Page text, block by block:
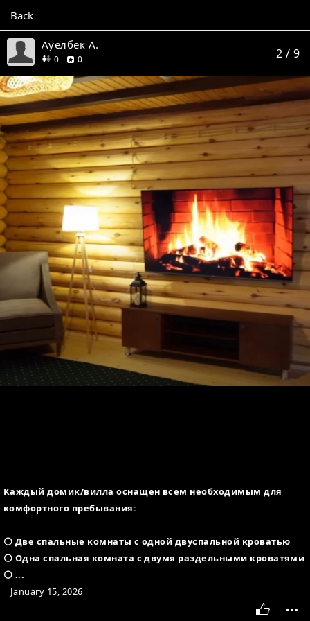
Back
Ауелбек А.
0friends
0reviews 2 / 9
Каждый домик/вилла оснащен всем необходимым для
комфортного пребывания:
⚪ Две спальные комнаты с одной двуспальной кроватью
⚪ Одна спальная комната с двумя раздельными кроватями
⚪ ...
January 15, 2026